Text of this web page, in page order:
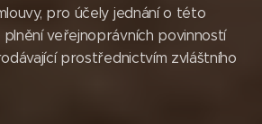
pro účely jednání o této
veřejnoprávních povinností
prostřednictvím zvláštního